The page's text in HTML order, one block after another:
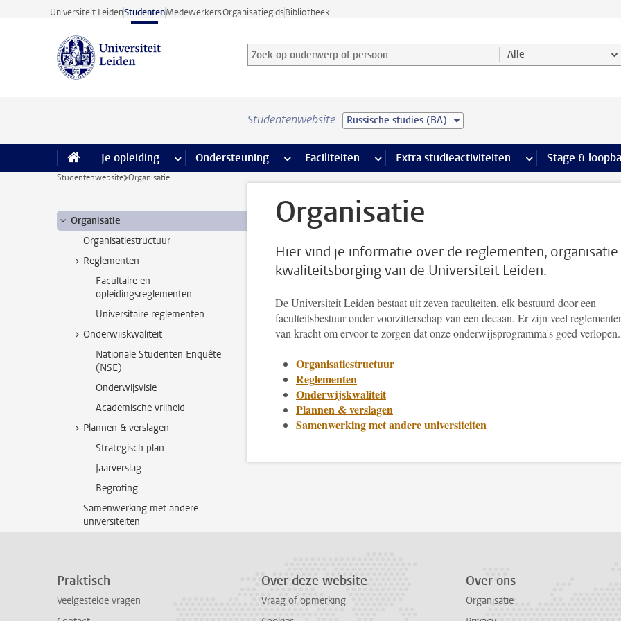
Ga direct naar de inhoud
Universiteit LeidenStudentenMedewerkersOrganisatiegidsBibliotheek
Zoek op onderwerp of persoon en selecteer categorie
Zoekterm Alle
Studentenwebsite Russische studies (BA)
Je opleiding meer Je opleiding pagina’s
Ondersteuning meer Ondersteuning pagina’s
Faciliteiten meer Faciliteiten pagina’s
Extra studieactiviteiten meer Extra
Stage &
Studentenwebsite Organisatie
Organisatie
Organisatiestructuur
Reglementen
Facultaire en
opleidingsreglementen
Universitaire reglementen
Onderwijskwaliteit
Nationale Studenten Enquête
(NSE)
Onderwijsvisie
Academische vrijheid
Plannen & verslagen
Strategisch plan
Jaarverslag
Begroting
Samenwerking met andere
universiteiten
Organisatie
Hier vind je informatie over de reglementen, organisatie
kwaliteitsborging van de Universiteit Leiden.
De Universiteit Leiden bestaat uit zeven faculteiten, elk bestuurd door een
faculteitsbestuur onder voorzitterschap van een decaan. Er zijn veel
van kracht om ervoor te zorgen dat onze onderwijsprogramma's goed verlopen.
Organisatiestructuur
Reglementen
Onderwijskwaliteit
Plannen & verslagen
Samenwerking met andere universiteiten
Praktisch
Veelgestelde vragen
Over deze website
Vraag of opmerking
Over ons
Organisatie